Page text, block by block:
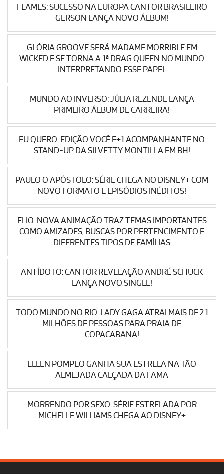
FLAMES: SUCESSO NA EUROPA CANTOR BRASILEIRO
GERSON LANÇA NOVO ÁLBUM!
GLÓRIA GROOVE SERÁ MADAME MORRIBLE EM
WICKED E SE TORNA A 1ª DRAG QUEEN NO MUNDO
INTERPRETANDO ESSE PAPEL
MUNDO AO INVERSO: JÚLIA REZENDE LANÇA
PRIMEIRO ÁLBUM DE CARREIRA!
EU QUERO: EDIÇÃO VOCÊ E+1 ACOMPANHANTE NO
STAND-UP DA SILVETTY MONTILLA EM BH!
PAULO O APÓSTOLO: SÉRIE CHEGA NO DISNEY+ COM
NOVO FORMATO E EPISÓDIOS INÉDITOS!
ELIO: NOVA ANIMAÇÃO TRAZ TEMAS IMPORTANTES
COMO AMIZADES, BUSCAS POR PERTENCIMENTO E
DIFERENTES TIPOS DE FAMÍLIAS
ANTÍDOTO: CANTOR REVELAÇÃO ANDRÉ SCHUCK
LANÇA NOVO SINGLE!
TODO MUNDO NO RIO: LADY GAGA ATRAI MAIS DE 2.1
MILHÕES DE PESSOAS PARA PRAIA DE
COPACABANA!
ELLEN POMPEO GANHA SUA ESTRELA NA TÃO
ALMEJADA CALÇADA DA FAMA
MORRENDO POR SEXO: SÉRIE ESTRELADA POR
MICHELLE WILLIAMS CHEGA AO DISNEY+